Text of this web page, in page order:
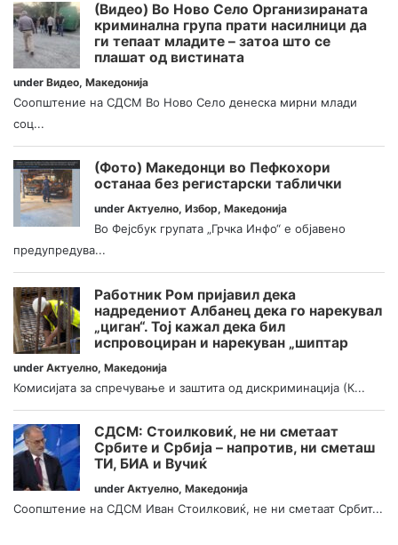
(Видео) Во Ново Село Организираната
криминална група прати насилници да
ги тепаат младите – затоа што се
плашат од вистината
under Видео, Македонија
Соопштение на СДСМ Во Ново Село денеска мирни млади
соц...
(Фото) Македонци во Пефкохори
останаа без регистарски таблички
under Актуелно, Избор, Македонија
Во Фејсбук групата „Грчка Инфо“ е објавено
предупредува...
Работник Ром пријавил дека
надредениот Албанец дека го нарекувал
„циган“. Тој кажал дека бил
испровоциран и нарекуван „шиптар
under Актуелно, Македонија
Комисијата за спречување и заштита од дискриминација (К...
СДСМ: Стоилковиќ, не ни сметаат
Србите и Србија – напротив, ни сметаш
ТИ, БИА и Вучиќ
under Актуелно, Македонија
Соопштение на СДСМ Иван Стоилковиќ, не ни сметаат Србит...